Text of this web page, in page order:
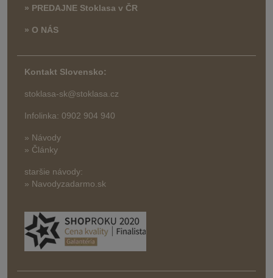
» PREDAJNE Stoklasa v ČR
» O NÁS
Kontakt Slovensko:
stoklasa-sk@stoklasa.cz
Infolinka: 0902 904 940
» Návody
» Články
staršie návody:
» Navodyzadarmo.sk